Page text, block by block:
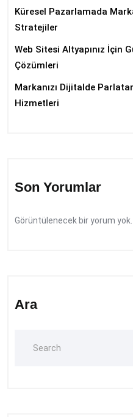
Küresel Pazarlamada
Stratejiler
Web Sitesi Altyapınız İçin
Çözümleri
Markanızı Dijitalde
Hizmetleri
Son Yorumlar
Görüntülenecek bir yorum yok.
Ara